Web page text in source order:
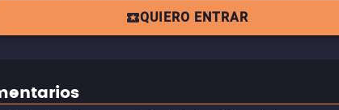
QUIERO ENTRAR